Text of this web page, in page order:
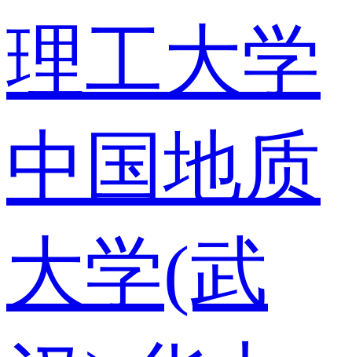
理工大学
中国地质
大学(武